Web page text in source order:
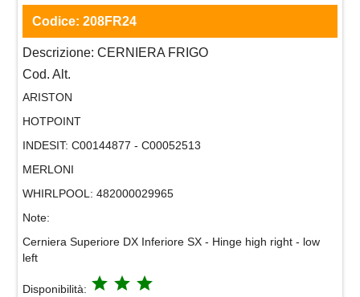
Codice: 208FR24
Descrizione: CERNIERA FRIGO
Cod. Alt.
ARISTON
HOTPOINT
INDESIT: C00144877 - C00052513
MERLONI
WHIRLPOOL: 482000029965
Note:
Cerniera Superiore DX Inferiore SX - Hinge high right - low
left
Disponibilità: grade grade grade